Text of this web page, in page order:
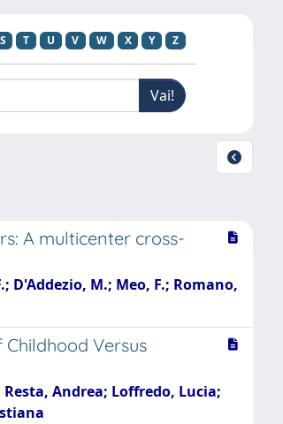
S T U V W X Y Z
A multicenter cross-
D'Addezio, M.; Meo, F.; Romano,
Versus
Andrea; Loffredo, Lucia;